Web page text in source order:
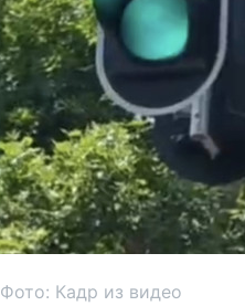
Фото: Кадр из видео